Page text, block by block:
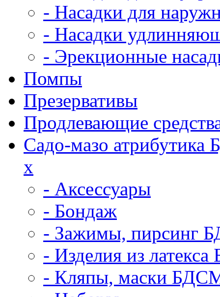
- Насадки для
- Насадки
- Эрекционные
Помпы
Презервативы
Продлевающие
Садо-мазо
x
- Аксессуары
- Бондаж
- Зажимы, пирсинг
- Изделия из
- Кляпы, маски